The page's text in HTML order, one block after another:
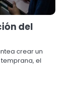
del
crear un
el